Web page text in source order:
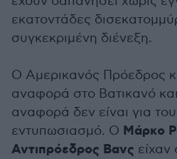
εκατοντάδες
συγκεκριμένη διένεξη.
Ο Αμερικανός Πρόεδρος
αναφορά στο Βατικανό
αναφορά δεν είναι για
εντυπωσιασμό. Ο Μάρκο
Αντιπρόεδρος Βανς